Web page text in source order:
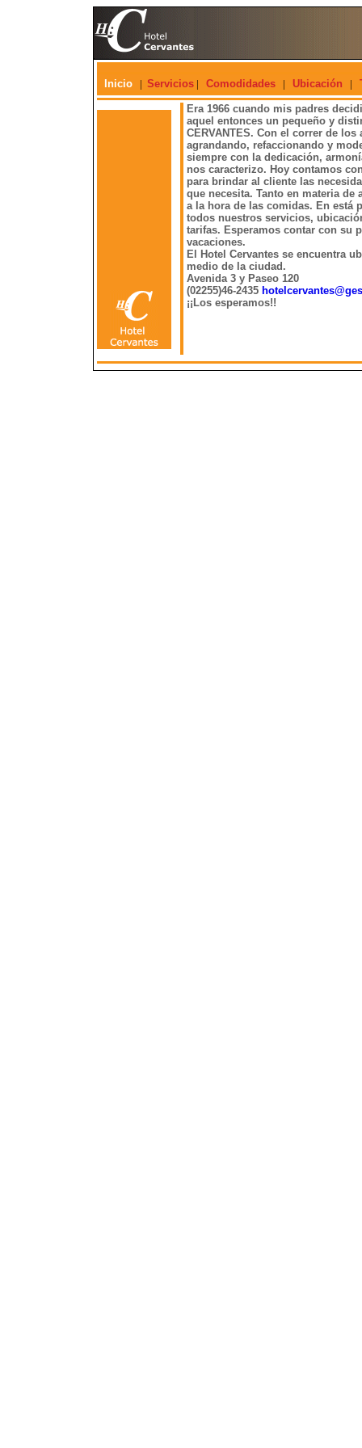
Inicio | Servicios | Comodidades | Ubicación |
Era 1966 cuando mis padres
aquel entonces un pequeño y
CERVANTES. Con el correr de los
agrandando, refaccionando y
siempre con la dedicación,
nos caracterizo. Hoy contamos
para brindar al cliente las
que necesita. Tanto en materia de
a la hora de las comidas. En está
todos nuestros servicios,
tarifas. Esperamos contar con su
vacaciones.
El Hotel Cervantes se encuentra
medio de la ciudad.
Avenida 3 y Paseo 120
(02255)46-2435
¡¡Los esperamos!!